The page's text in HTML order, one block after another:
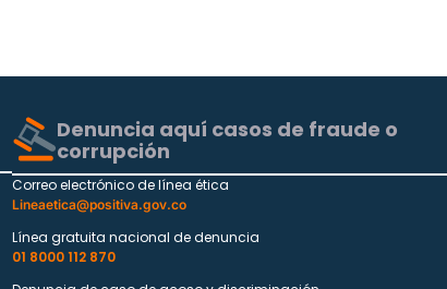
Denuncia aquí casos de fraude o
corrupción
Correo electrónico de línea ética
Lineaetica@positiva.gov.co
Línea gratuita nacional de denuncia
01 8000 112 870